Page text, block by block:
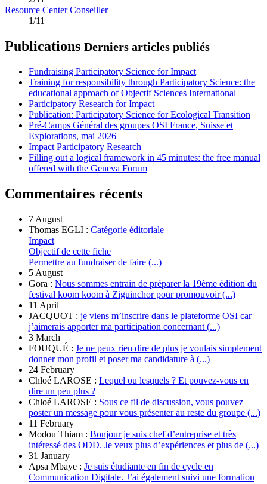
Resource Center Conseiller
1/11
Publications Derniers articles publiés
Fundraising Participatory Science for Impact
Training for responsibility through Participatory Science: the
educational approach of Objectif Sciences International
Participatory Research for Impact
Publication: Participatory Science for Ecological Transition
Pré-Camps Général des groupes OSI France, Suisse et
Explorations, mai 2026
Impact Participatory Research
Filling out a logical framework in 45 minutes: the free manual
offered with the Geneva Forum
Commentaires récents
7 August
Thomas EGLI : Catégorie éditoriale
Impact
Objectif de cette fiche
Permettre au fundraiser de faire (...)
5 August
Gora : Nous sommes entrain de préparer la 19ème édition du
festival koom koom à Ziguinchor pour promouvoir (...)
11 April
JACQUOT : je viens m’inscrire dans le plateforme OSI car
j’aimerais apporter ma participation concernant (...)
3 March
FOUQUÉ : Je ne peux rien dire de plus je voulais simplement
donner mon profil et poser ma candidature à (...)
24 February
Chloé LAROSE : Lequel ou lesquels ? Et pouvez-vous en
dire un peu plus ?
Chloé LAROSE : Sous ce fil de discussion, vous pouvez
poster un message pour vous présenter au reste du groupe (...)
11 February
Modou Thiam : Bonjour je suis chef d’entreprise et très
intéressé des ODD. Je veux plus d’expériences et plus de (...)
31 January
Apsa Mbaye : Je suis étudiante en fin de cycle en
Communication Digitale. J’ai également suivi une formation